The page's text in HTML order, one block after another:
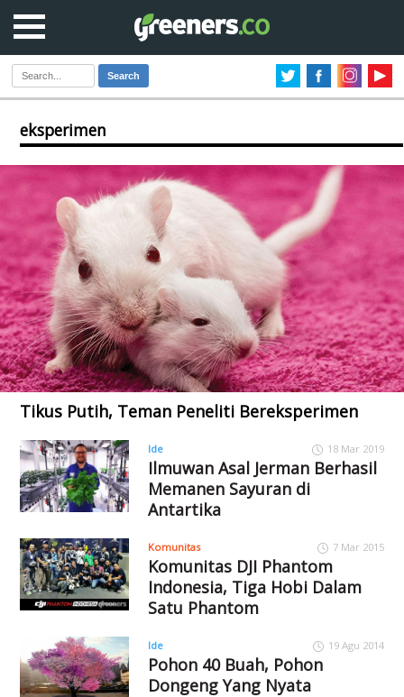
Search
eksperimen
Tikus Putih, Teman Peneliti Bereksperimen
Ide 18 Mar 2019
Ilmuwan Asal Jerman Berhasil
Memanen Sayuran di
Antartika
Komunitas 7 Mar 2015
Komunitas DJI Phantom
Indonesia, Tiga Hobi Dalam
Satu Phantom
Ide 19 Agu 2014
Pohon 40 Buah, Pohon
Dongeng Yang Nyata